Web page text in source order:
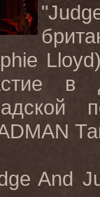
"
Lloyd
в
And